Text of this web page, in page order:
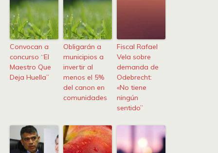
Convocan a
concurso “El
Maestro Que
Deja Huella”
Obligarán a
municipios a
invertir al
menos el 5%
del canon en
comunidades
Fiscal Rafael
Vela sobre
demanda de
Odebrecht:
«No tiene
ningún
sentido”